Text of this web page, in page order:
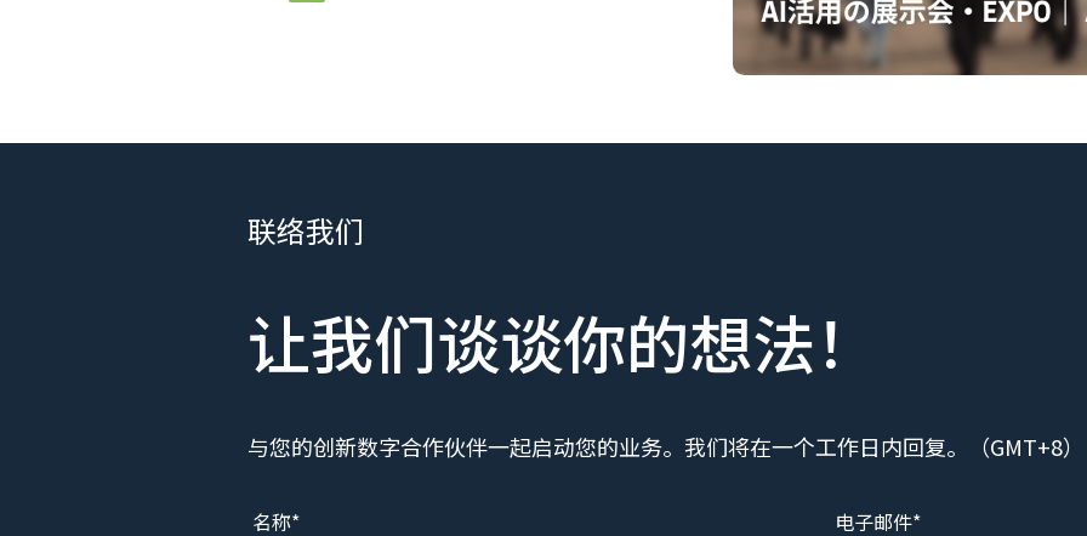
联络我们
让我们谈谈你的想法！
与您的创新数字合作伙伴一起启动您的业务。我们将在一个工作日内回复。（GMT+8）
名称* 电子邮件*